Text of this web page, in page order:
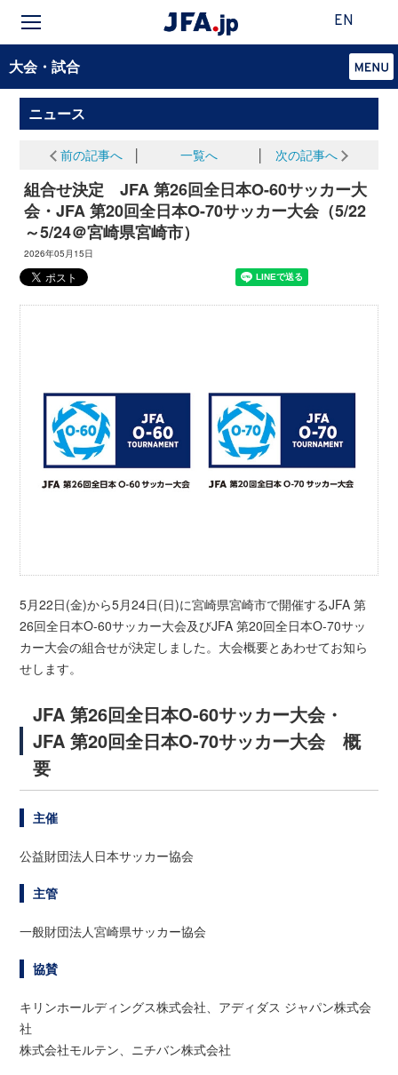
EN
大会・試合
ニュース
前の記事へ 一覧へ 次の記事へ
組合せ決定 JFA 第26回全日本O-60サッカー大
会・JFA 第20回全日本O-70サッカー大会（5/22
～5/24＠宮崎県宮崎市）
2026年05月15日
5月22日(金)から5月24日(日)に宮崎県宮崎市で開催するJFA 第
26回全日本O-60サッカー大会及びJFA 第20回全日本O-70サッ
カー大会の組合せが決定しました。大会概要とあわせてお知ら
せします。
JFA 第26回全日本O-60サッカー大会・
JFA 第20回全日本O-70サッカー大会 概
要
主催
公益財団法人日本サッカー協会
主管
一般財団法人宮崎県サッカー協会
協賛
キリンホールディングス株式会社、アディダス ジャパン株式会
社
株式会社モルテン、ニチバン株式会社